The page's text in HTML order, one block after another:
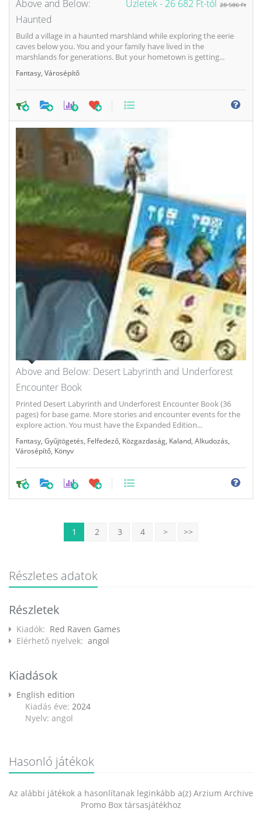
Üzletek - 26 682 Ft-tól 28 586 Ft
Above and Below:
Haunted
Build a village in a haunted marshland while exploring the eerie
caves below you. You and your family have lived in the
marshlands for generations. But your hometown is getting...
Fantasy Városépítő
0
Above and Below: Desert Labyrinth and Underforest
Encounter Book
Printed Desert Labyrinth and Underforest Encounter Book (36
pages) for base game. More stories and encounter events for the
explore action. You must have the Expanded Edition...
Fantasy Gyűjtögetés Felfedező Közgazdaság Kaland Alkudozás
Városépítő Könyv
0
1 2 3 4 > >>
Részletes adatok
Részletek
Kiadók: Red Raven Games
Elérhető nyelvek: angol
Kiadások
English edition
Kiadás éve: 2024
Nyelv: angol
Hasonló játékok
Az alábbi játékok a hasonlítanak leginkább a(z) Arzium Archive
Promo Box társasjátékhoz